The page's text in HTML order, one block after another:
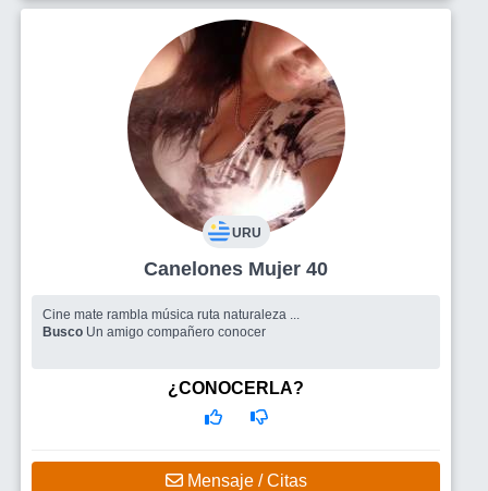
URU
Canelones Mujer 40
Cine mate rambla música ruta naturaleza ...
Busco Un amigo compañero conocer
¿CONOCERLA?
Mensaje / Citas